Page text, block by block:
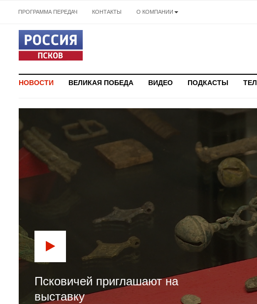
ПРОГРАММА ПЕРЕДАЧ КОНТАКТЫ О КОМПАНИИ
НОВОСТИ ВЕЛИКАЯ ПОБЕДА ВИДЕО ПОДКАСТЫ
Псковичей приглашают на
выставку